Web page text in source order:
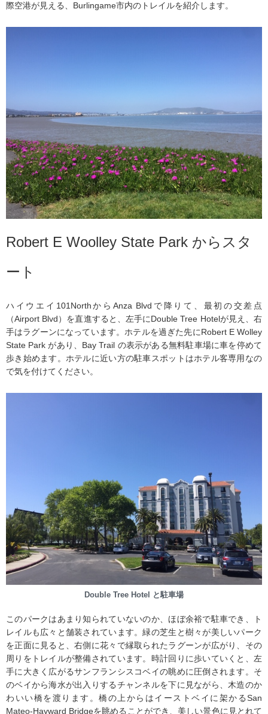
際空港が見える、Burlingame市内のトレイルを紹介します。
Robert E Woolley State Park からスタ
ート
ハイウエイ101NorthからAnza Blvdで降りて、最初の交差点
（Airport Blvd）を直進すると、左手にDouble Tree Hotelが見え、右
手はラグーンになっています。ホテルを過ぎた先にRobert E Wolley
State Park があり、Bay Trail の表示がある無料駐車場に車を停めて
歩き始めます。ホテルに近い方の駐車スポットはホテル客専用なの
で気を付けてください。
Double Tree Hotel と駐車場
このパークはあまり知られていないのか、ほぼ余裕で駐車でき、ト
レイルも広々と舗装されています。緑の芝生と樹々が美しいパーク
を正面に見ると、右側に花々で縁取られたラグーンが広がり、その
周りをトレイルが整備されています。時計回りに歩いていくと、左
手に大きく広がるサンフランシスコベイの眺めに圧倒されます。そ
のベイから海水が出入りするチャンネルを下に見ながら、木造のか
わいい橋を渡ります。橋の上からはイーストベイに架かるSan
Mateo-Hayward Bridgeを眺めることができ、美しい景色に見とれて